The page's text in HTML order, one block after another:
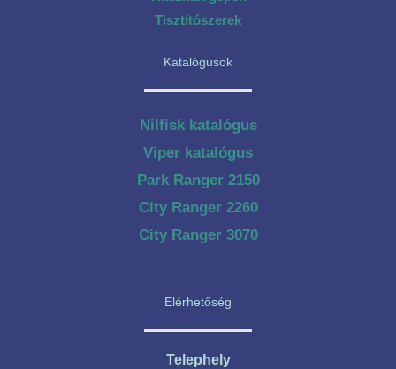
Tisztítószerek
Katalógusok
Nilfisk katalógus
Viper katalógus
Park Ranger 2150
City Ranger 2260
City Ranger 3070
Elérhetőség
Telephely